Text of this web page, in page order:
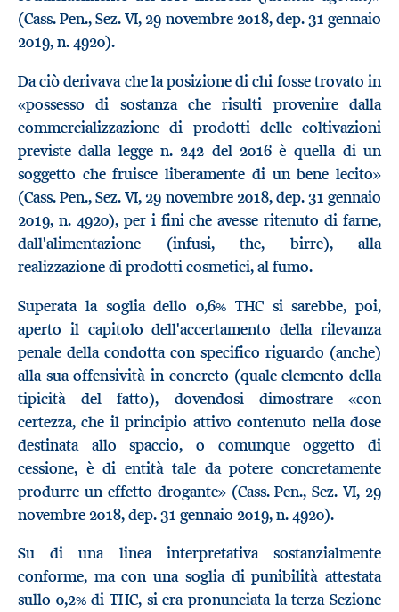
(Cass. Pen., Sez. VI, 29 novembre 2018, dep. 31 gennaio
2019, n. 4920).
Da ciò derivava che la posizione di chi fosse trovato in
«possesso di sostanza che risulti provenire dalla
commercializzazione di prodotti delle coltivazioni
previste dalla legge n. 242 del 2016 è quella di un
soggetto che fruisce liberamente di un bene lecito»
(Cass. Pen., Sez. VI, 29 novembre 2018, dep. 31 gennaio
2019, n. 4920), per i fini che avesse ritenuto di farne,
dall'alimentazione (infusi, the, birre), alla
realizzazione di prodotti cosmetici, al fumo.
Superata la soglia dello 0,6% THC si sarebbe, poi,
aperto il capitolo dell'accertamento della rilevanza
penale della condotta con specifico riguardo (anche)
alla sua offensività in concreto (quale elemento della
tipicità del fatto), dovendosi dimostrare «con
certezza, che il principio attivo contenuto nella dose
destinata allo spaccio, o comunque oggetto di
cessione, è di entità tale da potere concretamente
produrre un effetto drogante» (Cass. Pen., Sez. VI, 29
novembre 2018, dep. 31 gennaio 2019, n. 4920).
Su di una linea interpretativa sostanzialmente
conforme, ma con una soglia di punibilità attestata
sullo 0,2% di THC, si era pronunciata la terza Sezione